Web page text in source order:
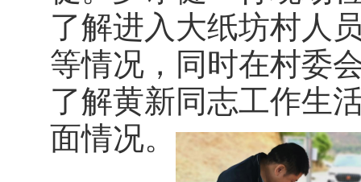
了解进入大纸坊村人
等情况，同时在村委
了解黄新同志工作生
面情况。